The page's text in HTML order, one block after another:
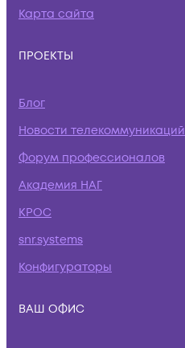
Карта сайта
ПРОЕКТЫ
Блог
Новости телекоммуникаций
Форум профессионалов
Академия НАГ
КРОС
snr.systems
Конфигураторы
ВАШ ОФИС